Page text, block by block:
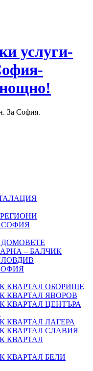
услуги-
За София.
СОФИЯ
– БАЛЧИК
КВАРТАЛ ОБОРИЩЕ
КВАРТАЛ ЯВОРОВ
КВАРТАЛ ЦЕНТЪРА
КВАРТАЛ ЛАГЕРА
КВАРТАЛ СЛАВИЯ
КВАРТАЛ
КВАРТАЛ БЕЛИ